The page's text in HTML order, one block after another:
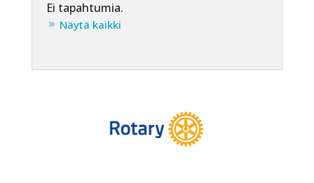
Ei tapahtumia.
Näytä kaikki